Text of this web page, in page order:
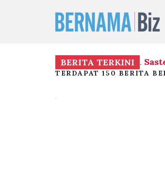
BERITA TERKINI
Agong kurnia Anugerah Sastera
TERDAPAT 150 BERITA